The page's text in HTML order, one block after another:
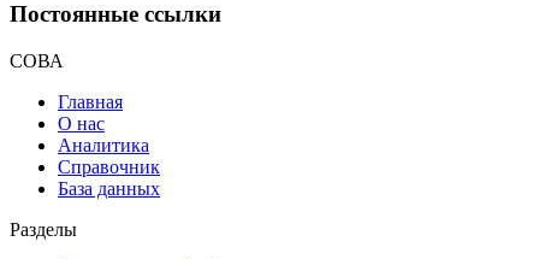
Постоянные ссылки
СОВА
Главная
О нас
Аналитика
Справочник
База данных
Разделы